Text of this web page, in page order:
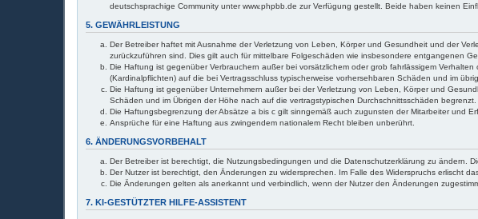
deutschsprachige Community unter www.phpbb.de zur Verfügung gestellt. Beide haben keinen
5. GEWÄHRLEISTUNG
Der Betreiber haftet mit Ausnahme der Verletzung von Leben, Körper und Gesundheit und der
zurückzuführen sind. Dies gilt auch für mittelbare Folgeschäden wie insbesondere entgangenen
Die Haftung ist gegenüber Verbrauchern außer bei vorsätzlichem oder grob fahrlässigem
(Kardinalpflichten) auf die bei Vertragsschluss typischerweise vorhersehbaren Schäden und im
Die Haftung ist gegenüber Unternehmern außer bei der Verletzung von Leben, Körper und
Schäden und im Übrigen der Höhe nach auf die vertragstypischen Durchschnittsschäden begrenzt.
Die Haftungsbegrenzung der Absätze a bis c gilt sinngemäß auch zugunsten der Mitarbeiter und
Ansprüche für eine Haftung aus zwingendem nationalem Recht bleiben unberührt.
6. ÄNDERUNGSVORBEHALT
Der Betreiber ist berechtigt, die Nutzungsbedingungen und die Datenschutzerklärung zu ändern.
Der Nutzer ist berechtigt, den Änderungen zu widersprechen. Im Falle des Widerspruchs erlischt
Die Änderungen gelten als anerkannt und verbindlich, wenn der Nutzer den Änderungen
7. KI-GESTÜTZTER HILFE-ASSISTENT